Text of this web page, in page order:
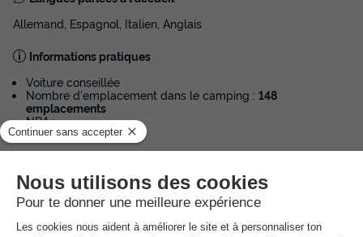
Allemand, Espagnol, Italien, Anglais
Informations pratiques
Voiture conseillée
Nombre d'emplacement dans le camping : 148
emplacements
NRA :
Espaceaquatique
sont à titre indicatif, ils seront à régler sur place)